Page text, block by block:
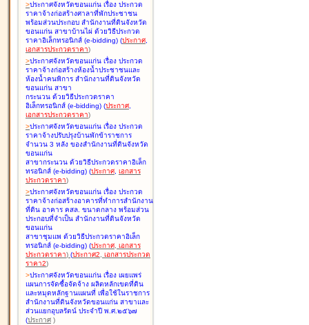
>ประกาศจังหวัดขอนแก่น เรื่อง ประกวด
ราคาจ้างก่อสร้างศาลาที่พักประชาชน
พร้อมส่วนประกอบ สำนักงานที่ดินจังหวัด
ขอนแก่น สาขาบ้านไผ่ ด้วยวิธีประกวด
ราคาอิเล็กทรอนิกส์ (e-bidding) (ประกาศ,
เอกสารประกวดราคา)
>ประกาศจังหวัดขอนแก่น เรื่อง ประกวด
ราคาจ้างก่อสร้างห้องน้ำประชาชนและ
ห้องน้ำคนพิการ สำนักงานที่ดินจังหวัด
ขอนแก่น สาขา
กระนวน ด้วยวิธีประกวดราคา
อิเล็กทรอนิกส์ (e-bidding) (ประกาศ,
เอกสารประกวดราคา)
>ประกาศจังหวัดขอนแก่น เรื่อง ประกวด
ราคาจ้างปรับปรุงบ้านพักข้าราชการ
จำนวน 3 หลัง ของสำนักงานที่ดินจังหวัด
ขอนแก่น
สาขากระนวน ด้วยวิธีประกวดราคาอิเล็ก
ทรอนิกส์ (e-bidding) (ประกาศ, เอกสาร
ประกวดราคา)
>ประกาศจังหวัดขอนแก่น เรื่อง ประกวด
ราคาจ้างก่อสร้างอาคารที่ทำการสำนักงาน
ที่ดิน อาคาร คสล. ขนาดกลาง พร้อมส่วน
ประกอบที่จำเป็น สำนักงานที่ดินจังหวัด
ขอนแก่น
สาขาชุมแพ ด้วยวิธีประกวดราคาอิเล็ก
ทรอนิกส์ (e-bidding) (ประกาศ, เอกสาร
ประกวดราคา) (ประกาศ2, เอกสารประกวด
ราคา2)
>ประกาศจังหวัดขอนแก่น เรื่อง เผยแพร่
แผนการจัดซื้อจัดจ้าง ผลิตหลักเขตที่ดิน
และหมุดหลักฐานแผนที่ เพื่อใช้ในราชการ
สำนักงานที่ดินจังหวัดขอนแก่น สาขาและ
ส่วนแยกอุบลรัตน์ ประจำปี พ.ศ.๒๕๖๗
(ประกาศ )